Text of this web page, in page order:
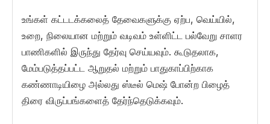
உங்கள் கட்டடக்கலைத் தேவைகளுக்கு ஏற்ப, வெய்யில்,
உறை, நிலையான மற்றும் வடிவம் உள்ளிட்ட பல்வேறு சாளர
பாணிகளில் இருந்து தேர்வு செய்யவும். கூடுதலாக,
மேம்படுத்தப்பட்ட ஆறுதல் மற்றும் பாதுகாப்பிற்காக
கண்ணாடியிழை அல்லது ஸ்டீல் மெஷ் போன்ற பிழைத்
திரை விருப்பங்களைத் தேர்ந்தெடுக்கவும்.